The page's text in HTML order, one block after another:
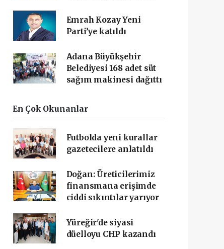
Emrah Kozay Yeni
Parti’ye katıldı
Adana Büyükşehir
Belediyesi 168 adet süt
sağım makinesi dağıttı
En Çok Okunanlar
Futbolda yeni kurallar
gazetecilere anlatıldı
Doğan: Üreticilerimiz
finansmana erişimde
ciddi sıkıntılar yarıyor
Yüreğir'de siyasi
düelloyu CHP kazandı